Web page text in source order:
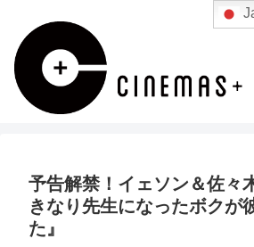
予告解禁！イェソン＆佐々
きなり先生になったボクが
た』